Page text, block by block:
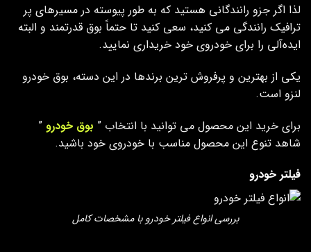
لذا اگر جزو رانندگانی هستید که به طور پیوسته در مسیرهای پر
ترافیک رانندگی می کنید، سعی کنید تا حتماً بوق قدرتمند و البته
ایده‌آلی را برای خودروی خود خریداری نمایید.
یکی از بهترین و پرفروش ترین برندها در این دسته، بوق خودرو
لنزو است.
برای خرید این محصول می توانید با انتخاب ” بوق خودرو ”
شاهد تنوع این محصول مناسب با خودروی خود باشید.
فیلتر خودرو
بررسی انواع فیلتر خودرو با مشخصات کامل